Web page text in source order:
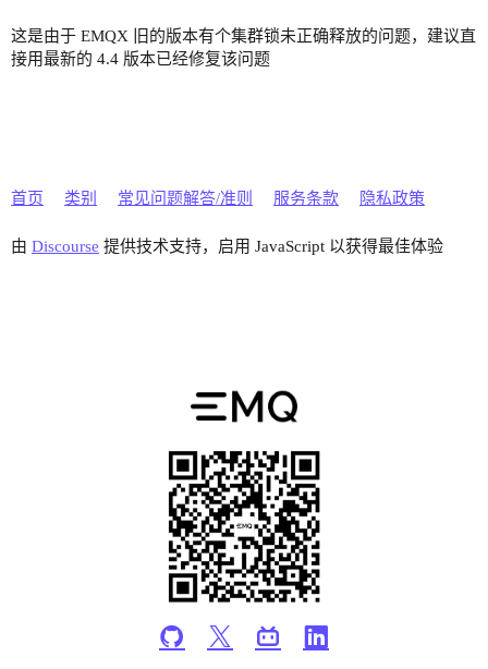
这是由于 EMQX 旧的版本有个集群锁未正确释放的问题，建议直
接用最新的 4.4 版本已经修复该问题
首页 类别 常见问题解答/准则 服务条款 隐私政策
由 Discourse 提供技术支持，启用 JavaScript 以获得最佳体验